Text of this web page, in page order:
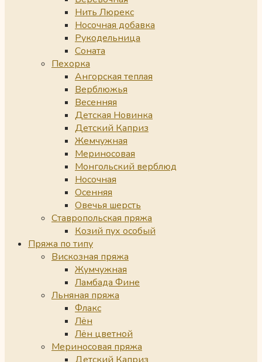
Нить Люрекс
Носочная добавка
Рукодельница
Соната
Пехорка
Ангорская теплая
Верблюжья
Весенняя
Детская Новинка
Детский Каприз
Жемчужная
Мериносовая
Монгольский верблюд
Носочная
Осенняя
Овечья шерсть
Ставропольская пряжа
Козий пух особый
Пряжа по типу
Вискозная пряжа
Жумчужная
Ламбада Фине
Льняная пряжа
Флакс
Лён
Лён цветной
Мериносовая пряжа